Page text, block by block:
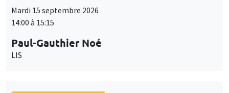
Mardi 15 septembre 2026
14:00 à 15:15
Paul-Gauthier Noé
LIS